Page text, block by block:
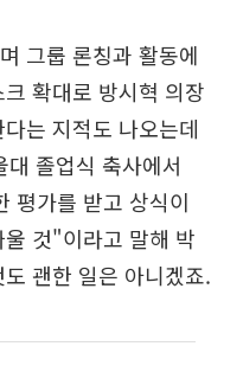
그룹 론칭과 활동에
확대로 방시혁 의장
는 지적도 나오는데
졸업식 축사에서
평가를 받고 상식이
것"이라고 말해 박
괜한 일은 아니겠죠.